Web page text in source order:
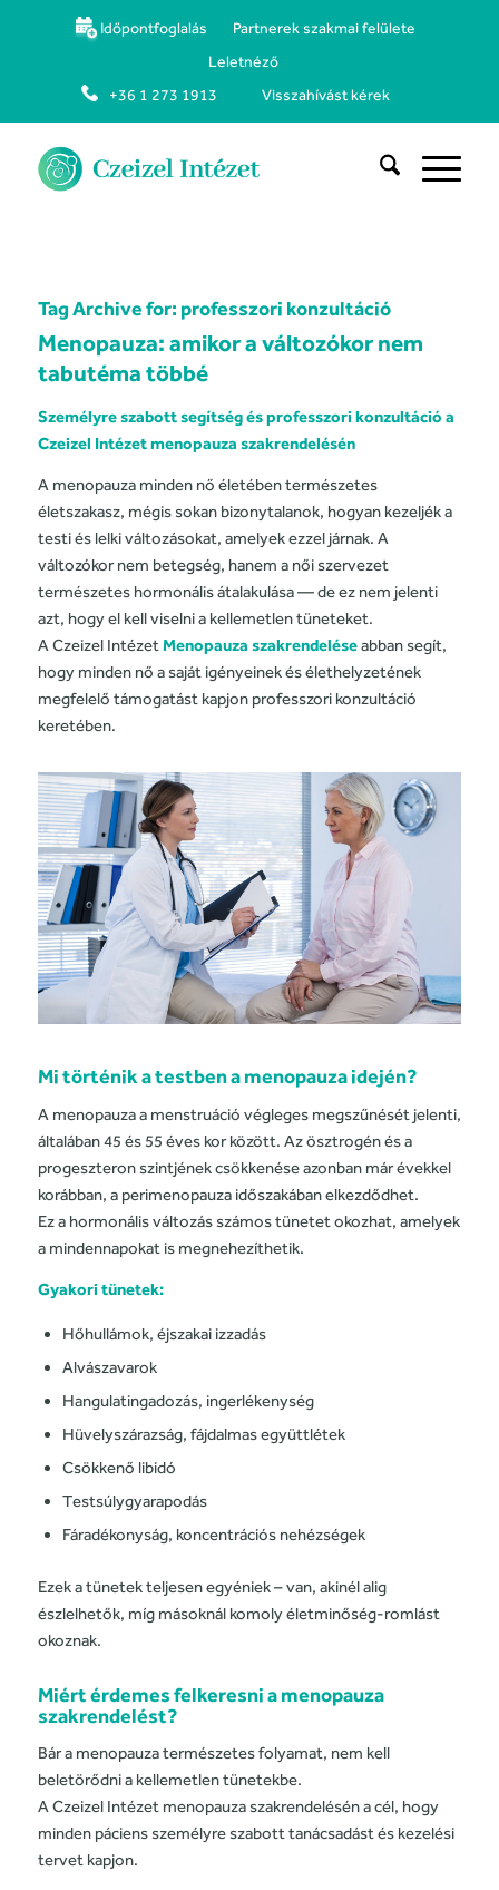
Időpontfoglalás
Partnerek szakmai felülete
Leletnéző
+36 1 273 1913
Visszahívást kérek
Tag Archive for: professzori konzultáció
Menopauza: amikor a változókor nem
tabutéma többé
Személyre szabott segítség és professzori konzultáció a
Czeizel Intézet menopauza szakrendelésén
A menopauza minden nő életében természetes
életszakasz, mégis sokan bizonytalanok, hogyan kezeljék a
testi és lelki változásokat, amelyek ezzel járnak. A
változókor nem betegség, hanem a női szervezet
természetes hormonális átalakulása — de ez nem jelenti
azt, hogy el kell viselni a kellemetlen tüneteket.
A Czeizel Intézet Menopauza szakrendeléseabban segít,
hogy minden nő a saját igényeinek és élethelyzetének
megfelelő támogatást kapjon professzori konzultáció
keretében.
Mi történik a testben a menopauza idején?
A menopauza a menstruáció végleges megszűnését jelenti,
általában 45 és 55 éves kor között. Az ösztrogén és a
progeszteron szintjének csökkenése azonban már évekkel
korábban, a perimenopauza időszakában elkezdődhet.
Ez a hormonális változás számos tünetet okozhat, amelyek
a mindennapokat is megnehezíthetik.
Gyakori tünetek:
Hőhullámok, éjszakai izzadás
Alvászavarok
Hangulatingadozás, ingerlékenység
Hüvelyszárazság, fájdalmas együttlétek
Csökkenő libidó
Testsúlygyarapodás
Fáradékonyság, koncentrációs nehézségek
Ezek a tünetek teljesen egyéniek – van, akinél alig
észlelhetők, míg másoknál komoly életminőség-romlást
okoznak.
Miért érdemes felkeresni a menopauza
szakrendelést?
Bár a menopauza természetes folyamat, nem kell
beletörődni a kellemetlen tünetekbe.
A Czeizel Intézet menopauza szakrendelésén a cél, hogy
minden páciens személyre szabott tanácsadást és kezelési
tervet kapjon.